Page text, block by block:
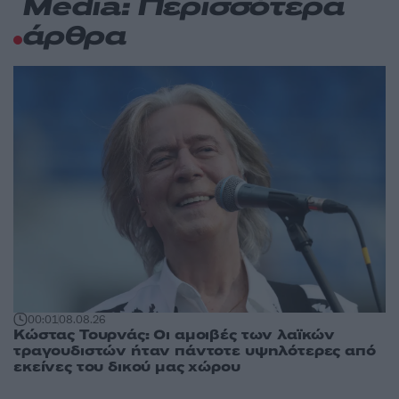
Media: Περισσότερα
άρθρα
00:0108.08.26
Κώστας Τουρνάς: Οι αμοιβές των λαϊκών
τραγουδιστών ήταν πάντοτε υψηλότερες από
εκείνες του δικού μας χώρου